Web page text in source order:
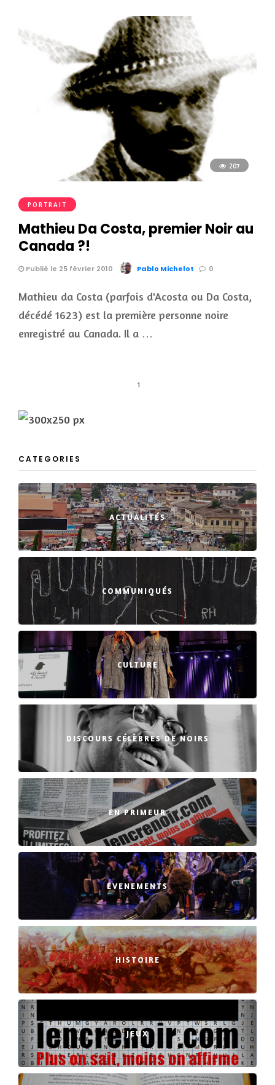
207
PORTRAIT
Mathieu Da Costa, premier Noir au
Canada ?!
Publié le 25 février 2010 Pablo Michelot 0
Mathieu da Costa (parfois d'Acosta ou Da Costa,
décédé 1623) est la première personne noire
enregistré au Canada. Il a …
1
CATEGORIES
ACTUALITÉS
COMMUNIQUÉS
CULTURE
DISCOURS CÉLÈBRES DE NOIRS
EN PRIMEUR
EVENEMENTS
HISTOIRE
JEUX